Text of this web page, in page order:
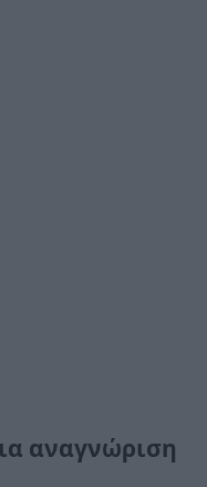
αναγνώριση